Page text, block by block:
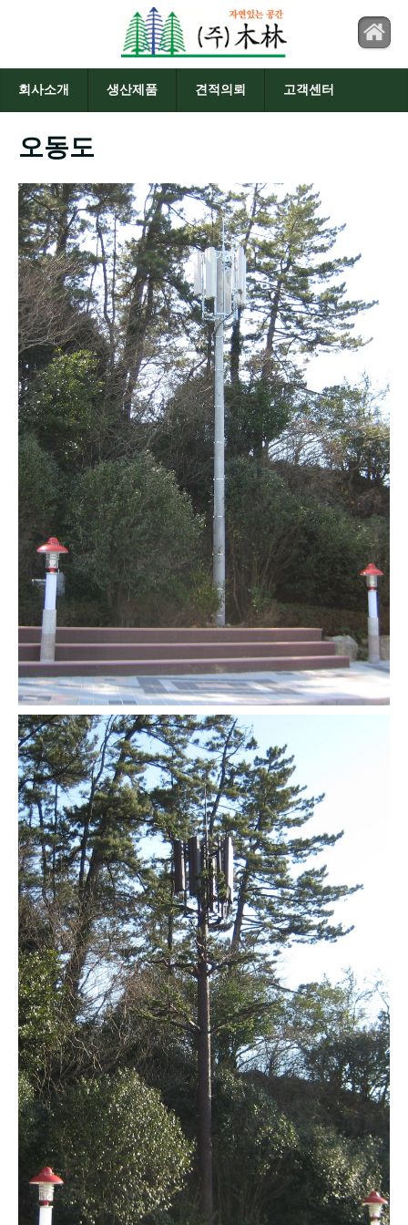
회사소개 생산제품 견적의뢰 고객센터
오동도